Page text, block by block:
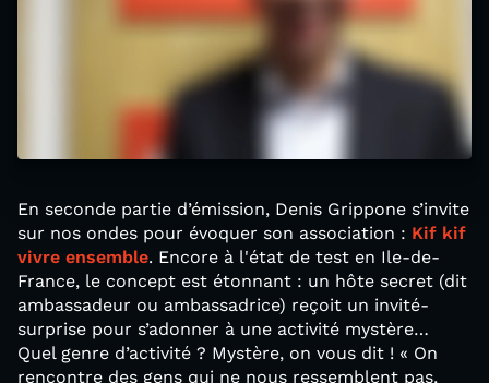
En seconde partie d’émission, Denis Grippone s’invite
sur nos ondes pour évoquer son association : Kif kif
vivre ensemble. Encore à l'état de test en Ile-de-
France, le concept est étonnant : un hôte secret (dit
ambassadeur ou ambassadrice) reçoit un invité-
surprise pour s’adonner à une activité mystère…
Quel genre d’activité ? Mystère, on vous dit ! « On
rencontre des gens qui ne nous ressemblent pas,